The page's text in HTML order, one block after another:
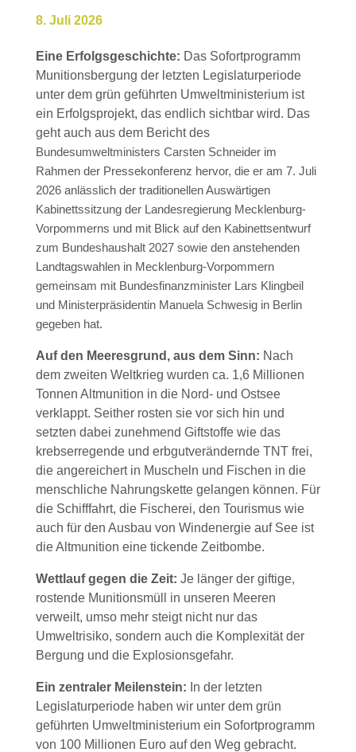
8. Juli 2026
Eine Erfolgsgeschichte: Das Sofortprogramm
Munitionsbergung der letzten Legislaturperiode
unter dem grün geführten Umweltministerium ist
ein Erfolgsprojekt, das endlich sichtbar wird. Das
geht auch aus dem Bericht des
Bundesumweltministers Carsten Schneider im
Rahmen der Pressekonferenz hervor, die er am 7. Juli
2026 anlässlich der traditionellen Auswärtigen
Kabinettssitzung der Landesregierung Mecklenburg-
Vorpommerns und mit Blick auf den Kabinettsentwurf
zum Bundeshaushalt 2027 sowie den anstehenden
Landtagswahlen in Mecklenburg-Vorpommern
gemeinsam mit Bundesfinanzminister Lars Klingbeil
und Ministerpräsidentin Manuela Schwesig in Berlin
gegeben hat.
Auf den Meeresgrund, aus dem Sinn: Nach
dem zweiten Weltkrieg wurden ca. 1,6 Millionen
Tonnen Altmunition in die Nord- und Ostsee
verklappt. Seither rosten sie vor sich hin und
setzten dabei zunehmend Giftstoffe wie das
krebserregende und erbgutverändernde TNT frei,
die angereichert in Muscheln und Fischen in die
menschliche Nahrungskette gelangen können. Für
die Schifffahrt, die Fischerei, den Tourismus wie
auch für den Ausbau von Windenergie auf See ist
die Altmunition eine tickende Zeitbombe.
Wettlauf gegen die Zeit: Je länger der giftige,
rostende Munitionsmüll in unseren Meeren
verweilt, umso mehr steigt nicht nur das
Umweltrisiko, sondern auch die Komplexität der
Bergung und die Explosionsgefahr.
Ein zentraler Meilenstein: In der letzten
Legislaturperiode haben wir unter dem grün
geführten Umweltministerium ein Sofortprogramm
von 100 Millionen Euro auf den Weg gebracht.